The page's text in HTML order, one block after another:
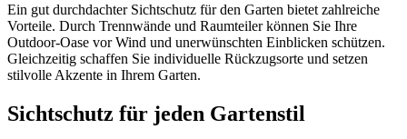
Ein gut durchdachter Sichtschutz für den Garten bietet zahlreiche
Vorteile. Durch Trennwände und Raumteiler können Sie Ihre
Outdoor-Oase vor Wind und unerwünschten Einblicken schützen.
Gleichzeitig schaffen Sie individuelle Rückzugsorte und setzen
stilvolle Akzente in Ihrem Garten.
Sichtschutz für jeden Gartenstil